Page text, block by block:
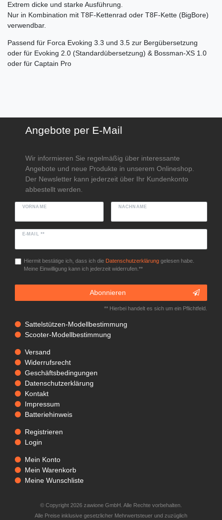
Extrem dicke und starke Ausführung.
Nur in Kombination mit T8F-Kettenrad oder T8F-Kette (BigBore)
verwendbar.
Passend für Forca Evoking 3.3 und 3.5 zur Bergübersetzung
oder für Evoking 2.0 (Standardübersetzung) & Bossman-XS 1.0
oder für Captain Pro
Angebote per E-Mail
Wir informieren Sie regelmäßig über interessante
Angebote und neue Produkte in unserem Onlineshop.
Der Newsletter kann jederzeit über Ihr Kundenkonto
abbestellt werden.
VORNAME NACHNAME
E-MAIL **
Hiermit bestätige ich, dass ich die Daten­schutz­erklärunggelesen habe.
Meine Einwilligung kann ich jederzeit widerrufen.**
Abonnieren
** Hierbei handelt es sich um ein Pflichtfeld.
Sattelstützen-Modellbestimmung
Scooter-Modellbestimmung
Versand
Widerrufsrecht
Geschäftsbedingungen
Datenschutzerklärung
Kontakt
Impressum
Batteriehinweis
Registrieren
Login
Mein Konto
Mein Warenkorb
Meine Wunschliste
© Copyright 2026 zawione GmbH. Alle Rechte vorbehalten.
Alle Preise inklusive gesetzlicher Mehrwertsteuer und zuzüglich